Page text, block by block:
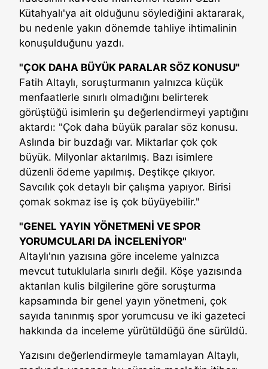
Kütahyalı'ya ait olduğunu söylediğini aktararak,
bu nedenle yakın dönemde tahliye ihtimalinin
konuşulduğunu yazdı.
"ÇOK DAHA BÜYÜK PARALAR SÖZ KONUSU"
Fatih Altaylı, soruşturmanın yalnızca küçük
menfaatlerle sınırlı olmadığını belirterek
görüştüğü isimlerin şu değerlendirmeyi yaptığını
aktardı: "Çok daha büyük paralar söz konusu.
Aslında bir buzdağı var. Miktarlar çok çok
büyük. Milyonlar aktarılmış. Bazı isimlere
düzenli ödeme yapılmış. Deştikçe çıkıyor.
Savcılık çok detaylı bir çalışma yapıyor. Birisi
çomak sokmaz ise iş çok büyüyebilir."
"GENEL YAYIN YÖNETMENİ VE SPOR
YORUMCULARI DA İNCELENİYOR"
Altaylı'nın yazısına göre inceleme yalnızca
mevcut tutuklularla sınırlı değil. Köşe yazısında
aktarılan kulis bilgilerine göre soruşturma
kapsamında bir genel yayın yönetmeni, çok
sayıda tanınmış spor yorumcusu ve iki gazeteci
hakkında da inceleme yürütüldüğü öne sürüldü.
Yazısını değerlendirmeyle tamamlayan Altaylı,